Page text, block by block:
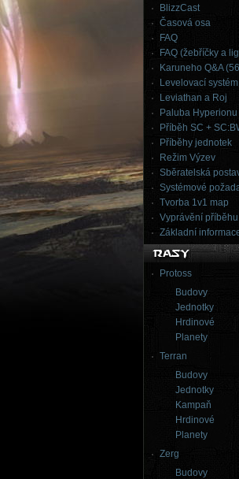
BlizzCast
Časová osa
FAQ
FAQ (žebříčky a
Karuneho Q&A
Levelovací systém
Leviathan a Roj
Paluba Hyperionu
Příběh SC +
Příběhy jednotek
Režim Výzev
Sběratelská
Systémové
Tvorba 1v1 map
Vyprávění příběhu
Základní
Protoss
Budovy
Jednotky
Hrdinové
Planety
Terran
Budovy
Jednotky
Kampaň
Hrdinové
Planety
Zerg
Budovy